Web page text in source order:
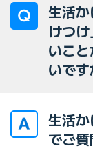
生活
けつ
いこ
いです
生活
でご質